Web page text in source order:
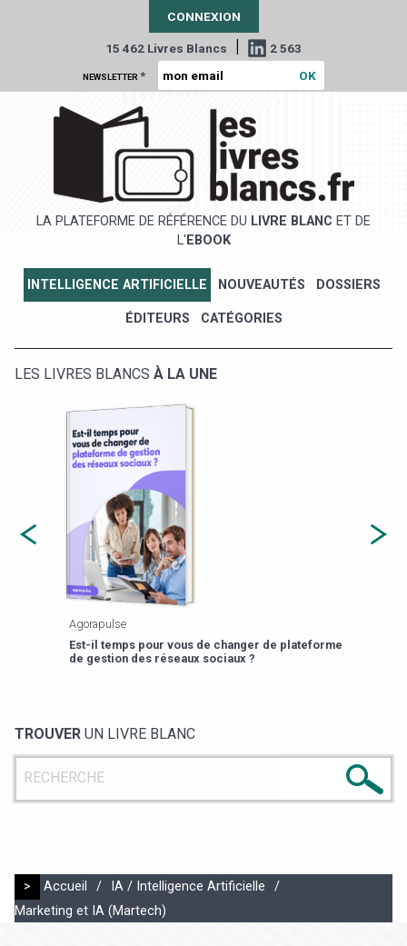
CONNEXION
15 462 Livres Blancs | 2 563
NEWSLETTER *
LA PLATEFORME DE RÉFÉRENCE DU LIVRE BLANC ET DE
L' EBOOK
INTELLIGENCE ARTIFICIELLE NOUVEAUTÉS DOSSIERS
ÉDITEURS CATÉGORIES
LES LIVRES BLANCS À LA UNE
Agorapulse
Est-il temps pour vous de changer de plateforme
de gestion des réseaux sociaux ?
TROUVER UN LIVRE BLANC
> Accueil / IA / Intelligence Artificielle
/
Marketing et IA (Martech)